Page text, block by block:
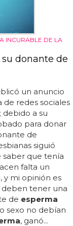
INCURABLE DE LA
donante de
un anuncio
de redes sociales
debido a su
para donar
de
siguió
saber que tenía
falta un
y mi opinión es
deben tener una
de esperma
sexo no debían
, ganó...